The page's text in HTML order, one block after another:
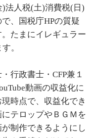
法人税(土)消費税(日)
、国税庁HPの質疑
たまにイレギュラー
。
行政書士・CFP兼１
動画の収益化に
時点で、収益化でき
テロップやＢＧＭを
制作できるようにし